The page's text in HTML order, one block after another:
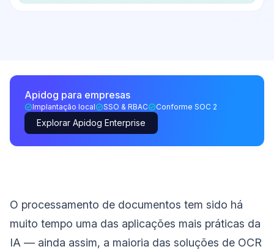
Apidog para empresas
Implantação local SSO & RBAC Conforme SOC 2
Explorar Apidog Enterprise
O processamento de documentos tem sido há
muito tempo uma das aplicações mais práticas da
IA — ainda assim, a maioria das soluções de OCR